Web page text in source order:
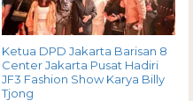
Ketua DPD Jakarta Barisan 8
Center Jakarta Pusat Hadiri
JF3 Fashion Show Karya Billy
Tjong